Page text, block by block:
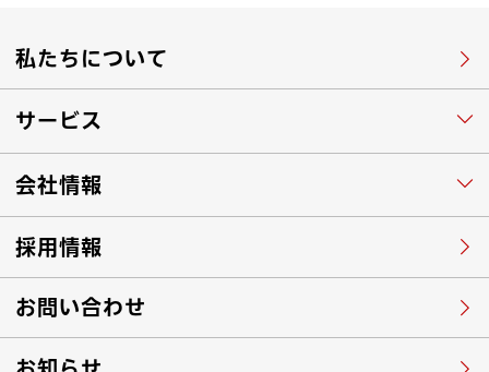
私たちについて
サービス
会社情報
採用情報
お問い合わせ